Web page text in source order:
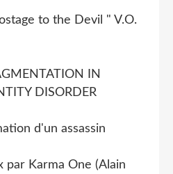
to the Devil " V.O.
IN
DISORDER
d'un assassin
Karma One (Alain